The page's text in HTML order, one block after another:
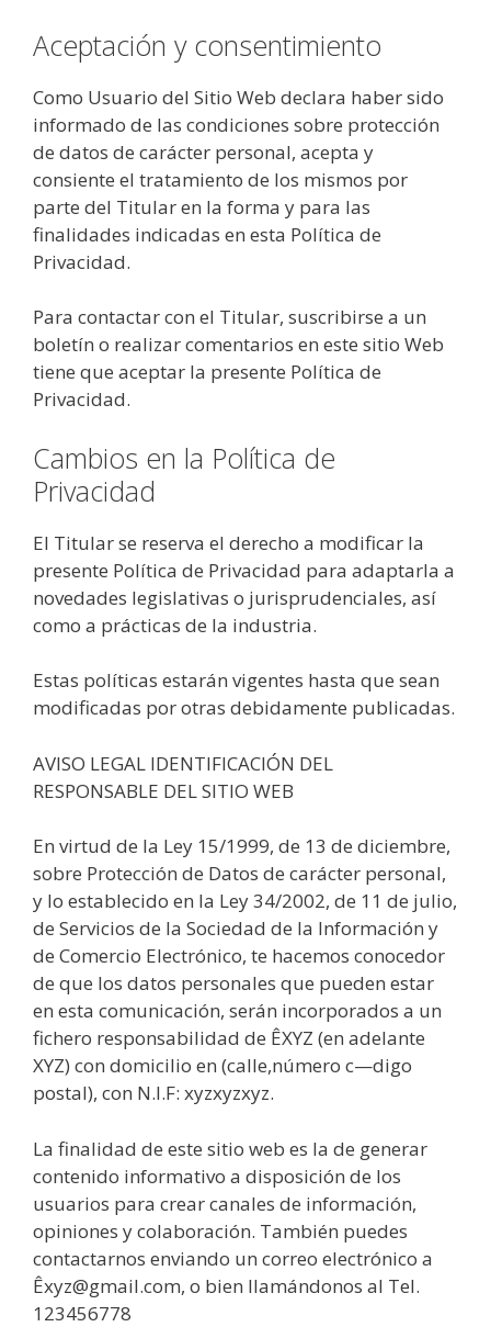
Aceptación y consentimiento
Como Usuario del Sitio Web declara haber sido
informado de las condiciones sobre protección
de datos de carácter personal, acepta y
consiente el tratamiento de los mismos por
parte del Titular en la forma y para las
finalidades indicadas en esta Política de
Privacidad.
Para contactar con el Titular, suscribirse a un
boletín o realizar comentarios en este sitio Web
tiene que aceptar la presente Política de
Privacidad.
Cambios en la Política de
Privacidad
El Titular se reserva el derecho a modificar la
presente Política de Privacidad para adaptarla a
novedades legislativas o jurisprudenciales, así
como a prácticas de la industria.
Estas políticas estarán vigentes hasta que sean
modificadas por otras debidamente publicadas.
AVISO LEGAL IDENTIFICACIÓN DEL
RESPONSABLE DEL SITIO WEB
En virtud de la Ley 15/1999, de 13 de diciembre,
sobre Protección de Datos de carácter personal,
y lo establecido en la Ley 34/2002, de 11 de julio,
de Servicios de la Sociedad de la Información y
de Comercio Electrónico, te hacemos conocedor
de que los datos personales que pueden estar
en esta comunicación, serán incorporados a un
fichero responsabilidad de ÊXYZ (en adelante
XYZ) con domicilio en (calle,número c—digo
postal), con N.I.F: xyzxyzxyz.
La finalidad de este sitio web es la de generar
contenido informativo a disposición de los
usuarios para crear canales de información,
opiniones y colaboración. También puedes
contactarnos enviando un correo electrónico a
Êxyz@gmail.com, o bien llamándonos al Tel.
123456778